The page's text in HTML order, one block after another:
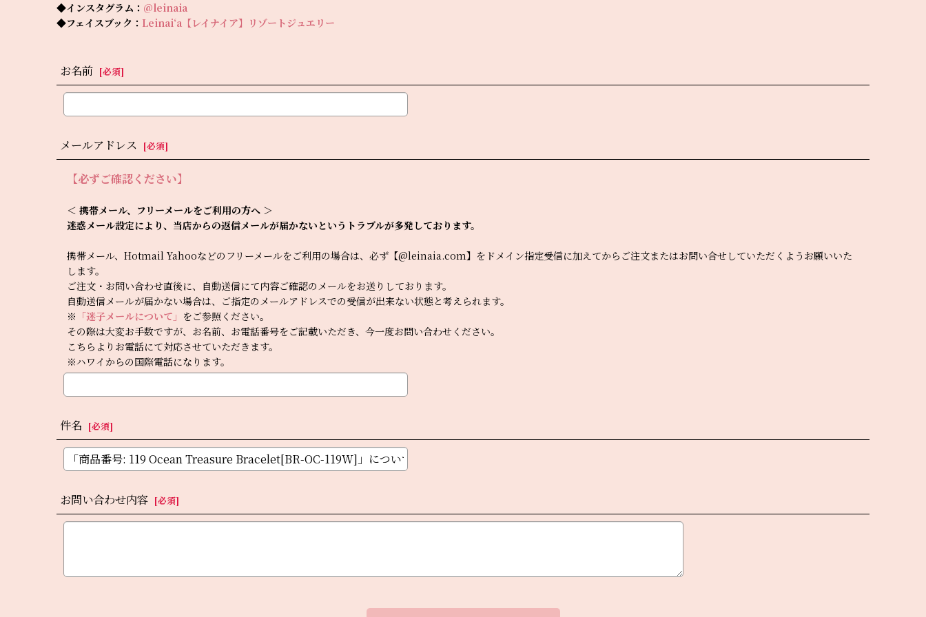
◆インスタグラム： @leinaia
◆フェイスブック： Leinai‘a【レイナイア】リゾートジュエリー
お名前 [必須]
メールアドレス [必須]
【必ずご確認ください】
＜ 携帯メール、フリーメールをご利用の方へ ＞
迷惑メール設定により、当店からの返信メールが届かないというトラブルが多発しております。
携帯メール、Hotmail Yahooなどのフリーメールをご利用の場合は、必ず【@leinaia.com】をドメイン指定受信に加えてからご注文またはお問い合せしていただくようお願いいた
します。
ご注文・お問い合わせ直後に、自動送信にて内容ご確認のメールをお送りしております。
自動送信メールが届かない場合は、ご指定のメールアドレスでの受信が出来ない状態と考えられます。
※ 「迷子メールについて」 をご参照ください。
その際は大変お手数ですが、お名前、お電話番号をご記載いただき、今一度お問い合わせください。
こちらよりお電話にて対応させていただきます。
※ハワイからの国際電話になります。
件名 [必須]
お問い合わせ内容 [必須]